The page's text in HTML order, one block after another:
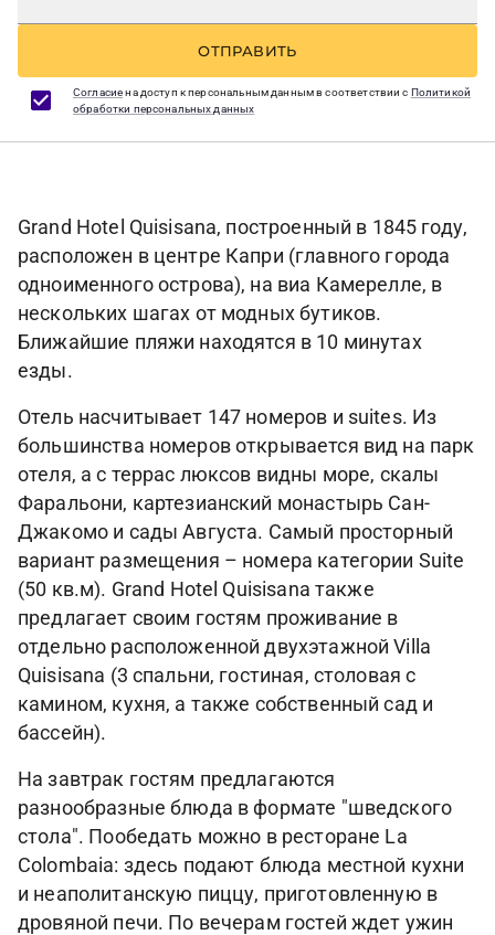
ОТПРАВИТЬ
Согласиена доступ к персональным данным в соответствии с Политикой
обработки персональных данных
Grand Hotel Quisisana, построенный в 1845 году,
расположен в центре Капри (главного города
одноименного острова), на виа Камерелле, в
нескольких шагах от модных бутиков.
Ближайшие пляжи находятся в 10 минутах
езды.
Отель насчитывает 147 номеров и suites. Из
большинства номеров открывается вид на парк
отеля, а с террас люксов видны море, скалы
Фаральони, картезианский монастырь Сан-
Джакомо и сады Августа. Самый просторный
вариант размещения – номера категории Suite
(50 кв.м). Grand Hotel Quisisana также
предлагает своим гостям проживание в
отдельно расположенной двухэтажной Villa
Quisisana (3 спальни, гостиная, столовая с
камином, кухня, а также собственный сад и
бассейн).
На завтрак гостям предлагаются
разнообразные блюда в формате "шведского
стола". Пообедать можно в ресторане La
Colombaia: здесь подают блюда местной кухни
и неаполитанскую пиццу, приготовленную в
дровяной печи. По вечерам гостей ждет ужин